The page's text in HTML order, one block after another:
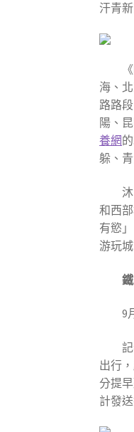
汗青
海、
路路
陽、
養網
躲、
和西
有慾
游玩
9
出行
分提
計發